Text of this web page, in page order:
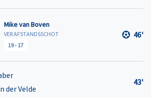
Mike van Boven
VER AFSTANDSSCHOT
19- 17
46'
der Velde
43'